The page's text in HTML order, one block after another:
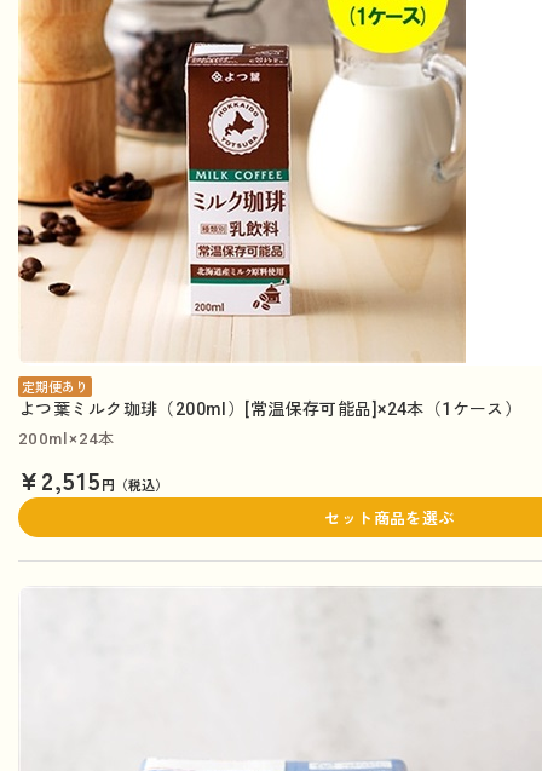
定期便あり
よつ葉ミルク珈琲（200ml）[常温保存可能品]×24本（1ケース）
200ml×24本
¥2,515円（税込）
セット商品を選ぶ